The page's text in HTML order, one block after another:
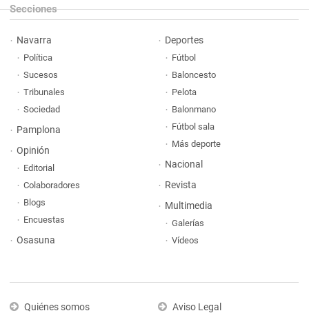
Secciones
Navarra
Política
Sucesos
Tribunales
Sociedad
Pamplona
Opinión
Editorial
Colaboradores
Blogs
Encuestas
Osasuna
Deportes
Fútbol
Baloncesto
Pelota
Balonmano
Fútbol sala
Más deporte
Nacional
Revista
Multimedia
Galerías
Vídeos
Quiénes somos
Aviso Legal